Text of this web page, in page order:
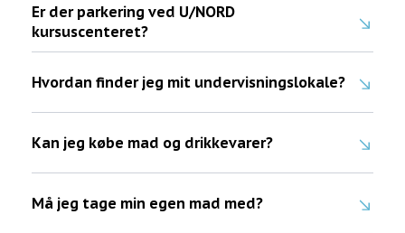
Er der parkering ved U/NORD
kursuscenteret?
Hvordan finder jeg mit undervisningslokale?
Kan jeg købe mad og drikkevarer?
Må jeg tage min egen mad med?